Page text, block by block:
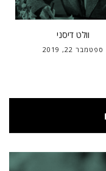
וולט דיסני
ספטמבר 22, 2019